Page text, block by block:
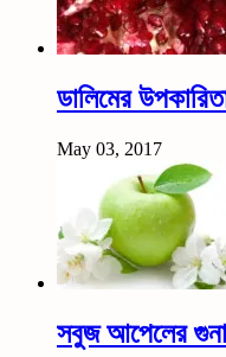
ডালিমের
May 03, 2017
সবুজ আপেলের